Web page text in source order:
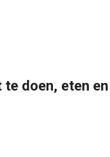
doen, eten en